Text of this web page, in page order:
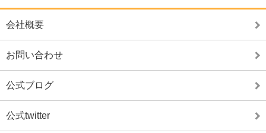
会社概要
お問い合わせ
公式ブログ
公式twitter